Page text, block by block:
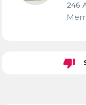
246
thumb_down